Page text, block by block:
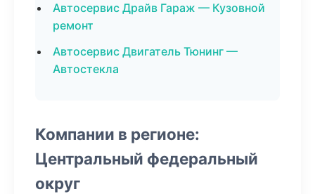
Автосервис Драйв Гараж — Кузовной
ремонт
Автосервис Двигатель Тюнинг —
Автостекла
Компании в регионе:
Центральный федеральный
округ